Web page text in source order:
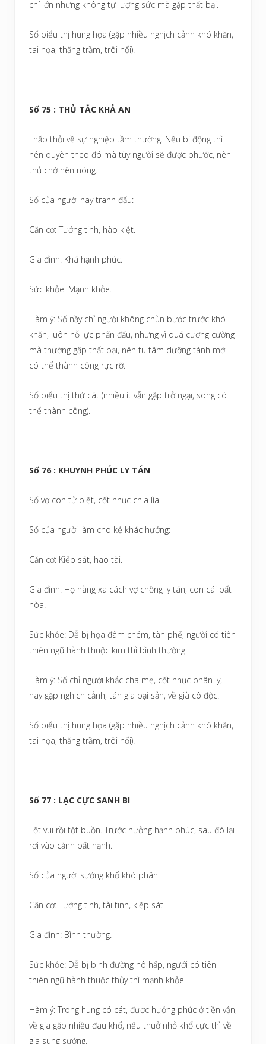
chí lớn nhưng không tự lượng sức mà gặp thất bại.
Số biểu thị hung họa (gặp nhiều nghịch cảnh khó khăn,
tai họa, thăng trầm, trôi nổi).
Số 75 : THỦ TẮC KHẢ AN
Thấp thỏi về sự nghiệp tầm thường. Nếu bị động thì
nên duyên theo đó mà tùy người sẽ được phước, nên
thủ chớ nên nóng.
Số của người hay tranh đấu:
Căn cơ: Tướng tinh, hào kiệt.
Gia đình: Khá hạnh phúc.
Sức khỏe: Mạnh khỏe.
Hàm ý: Số nầy chỉ người không chùn bước trước khó
khăn, luôn nỗ lực phấn đấu, nhưng vì quá cương cường
mà thường gặp thất bại, nên tu tâm dưỡng tánh mới
có thể thành công rực rỡ.
Số biểu thị thứ cát (nhiều ít vẫn gặp trở ngại, song có
thể thành công).
Số 76 : KHUYNH PHÚC LY TÁN
Số vợ con tử biệt, cốt nhục chia lìa.
Số của người làm cho kẻ khác hưởng:
Căn cơ: Kiếp sát, hao tài.
Gia đình: Họ hàng xa cách vợ chồng ly tán, con cái bất
hòa.
Sức khỏe: Dễ bị họa đâm chém, tàn phế, người có tiên
thiên ngũ hành thuộc kim thì bình thường.
Hàm ý: Số chỉ người khắc cha mẹ, cốt nhục phân ly,
hay gặp nghịch cảnh, tán gia bại sản, về già cô độc.
Số biểu thị hung họa (gặp nhiều nghịch cảnh khó khăn,
tai họa, thăng trầm, trôi nổi).
Số 77 : LẠC CỰC SANH BI
Tột vui rồi tột buồn. Trước hưởng hạnh phúc, sau đó lại
rơi vào cảnh bất hạnh.
Số của người sướng khổ khó phân:
Căn cơ: Tướng tinh, tài tinh, kiếp sát.
Gia đình: Bình thường.
Sức khỏe: Dễ bị bịnh đường hô hấp, ngưới có tiên
thiên ngũ hành thuộc thủy thì mạnh khỏe.
Hàm ý: Trong hung có cát, được hưởng phúc ở tiền vận,
về gia gặp nhiều đau khổ, nếu thuở nhỏ khổ cực thì về
gia sung sướng.